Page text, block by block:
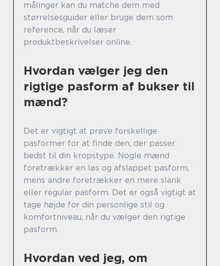
målinger kan du matche dem med
størrelsesguider eller bruge dem som
reference, når du læser
produktbeskrivelser online.
Hvordan vælger jeg den
rigtige pasform af bukser til
mænd?
Det er vigtigt at prøve forskellige
pasformer for at finde den, der passer
bedst til din kropstype. Nogle mænd
foretrækker en løs og afslappet pasform,
mens andre foretrækker en mere slank
eller regular pasform. Det er også vigtigt at
tage højde for din personlige stil og
komfortniveau, når du vælger den rigtige
pasform.
Hvordan ved jeg, om